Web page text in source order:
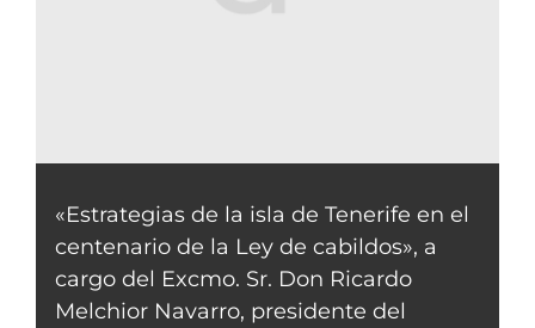
«Estrategias de la isla de Tenerife en el
centenario de la Ley de cabildos», a
cargo del Excmo. Sr. Don Ricardo
Melchior Navarro, presidente del